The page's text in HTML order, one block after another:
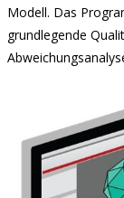
Modell. Das
grundlegende